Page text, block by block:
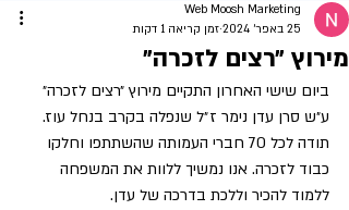
מירוץ ״רצים לזכרה״
Web Moosh Marketing
25 באפר׳ 2024
זמן קריאה 1 דקות
ביום שישי האחרון התקיים מירוץ ״רצים לזכרה״
ע״ש סרן עדן נימר ז״ל שנפלה בקרב בנחל עוז.
תודה לכל 70 חברי העמותה שהשתתפו וחלקו
כבוד לזכרה. אנו נמשיך ללוות את המשפחה
ללמוד להכיר וללכת בדרכה של עדן.